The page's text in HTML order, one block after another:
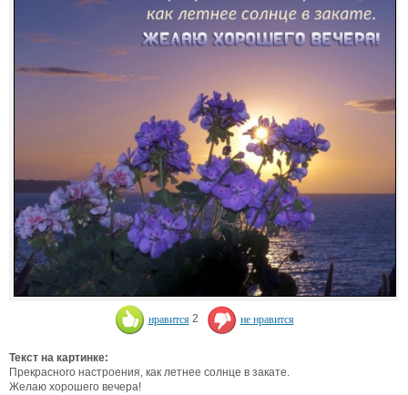
нравится 2 не нравится
Текст на картинке:
Прекрасного настроения, как летнее солнце в закате.
Желаю хорошего вечера!